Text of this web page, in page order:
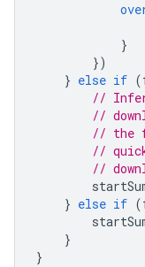
}
})
} else if (
//
//
// the
//
//
} else if (
}
}